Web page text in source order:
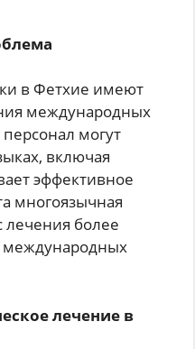
в Фетхие имеют
международных
могут
включая
эффективное
многоязычная
лечения более
лечение в